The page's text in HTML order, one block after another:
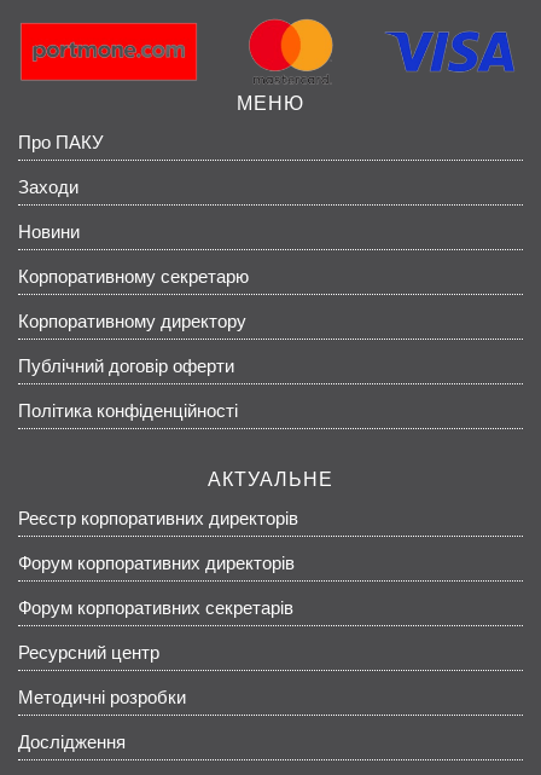
МЕНЮ
Про ПАКУ
Заходи
Новини
Корпоративному секретарю
Корпоративному директору
Публічний договір оферти
Політика конфіденційності
АКТУАЛЬНЕ
Реєстр корпоративних директорів
Форум корпоративних директорів
Форум корпоративних секретарів
Ресурсний центр
Методичні розробки
Дослідження